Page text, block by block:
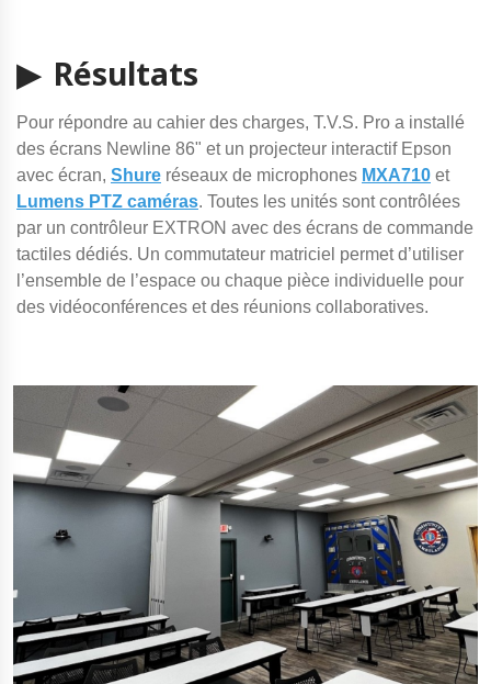
▶ Résultats
Pour répondre au cahier des charges, T.V.S. Pro a installé
des écrans Newline 86" et un projecteur interactif Epson
avec écran, Shure réseaux de microphones MXA710 et
Lumens PTZ caméras. Toutes les unités sont contrôlées
par un contrôleur EXTRON avec des écrans de commande
tactiles dédiés. Un commutateur matriciel permet d’utiliser
l’ensemble de l’espace ou chaque pièce individuelle pour
des vidéoconférences et des réunions collaboratives.